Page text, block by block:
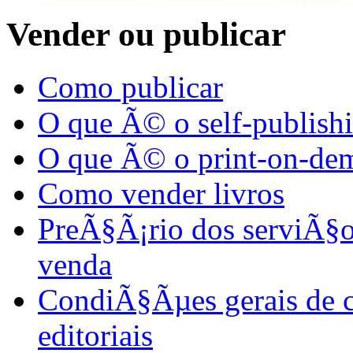
Vender ou publicar
Como publicar
O que Ã© o self-
O que Ã© o print-on-
Como vender livros
PreÃ§Ã¡rio dos
venda
CondiÃ§Ãµes gerais de
editoriais